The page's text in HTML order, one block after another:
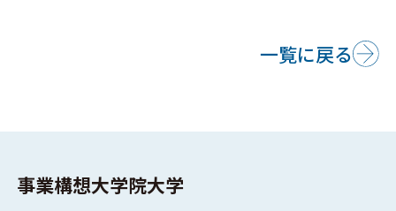
一覧に戻る
事業構想大学院大学